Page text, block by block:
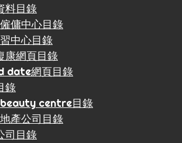
料目錄
傭中心目錄
中心目錄
康網頁目錄
date網頁目錄
錄
centre目錄
產公司目錄
司目錄